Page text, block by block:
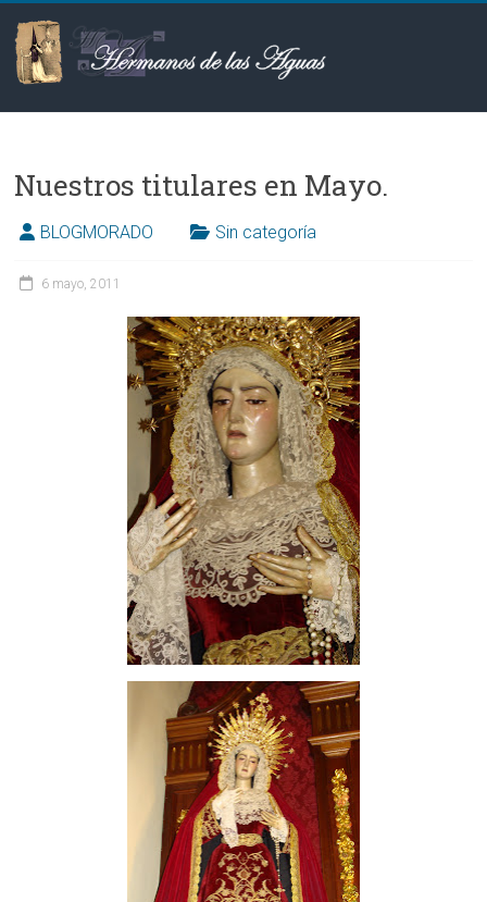
contenido
Hermanos
las
Aguas
Nuestros titulares en Mayo‏.
BLOGMORADO Sin categoría
6 mayo, 2011